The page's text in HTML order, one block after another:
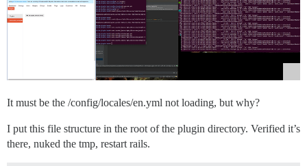
It must be the /config/locales/en.yml not loading, but why?
I put this file structure in the root of the plugin directory. Verified it’s
there, nuked the tmp, restart rails.